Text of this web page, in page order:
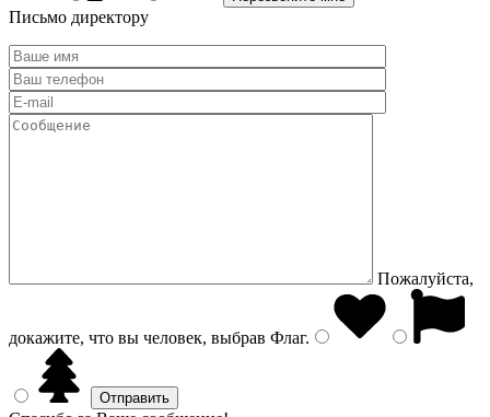
Письмо директору
Пожалуйста,
докажите, что вы человек, выбрав Флаг.